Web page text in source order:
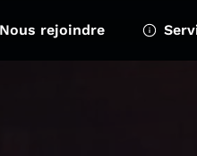
Nous rejoindre